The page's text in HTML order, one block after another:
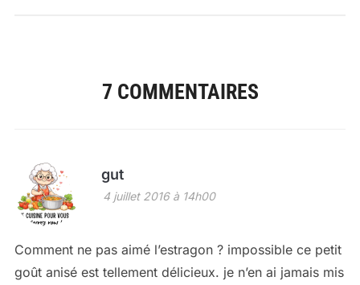
7 COMMENTAIRES
gut
4 juillet 2016 à 14h00
Comment ne pas aimé l’estragon ? impossible ce petit
goût anisé est tellement délicieux. je n’en ai jamais mis